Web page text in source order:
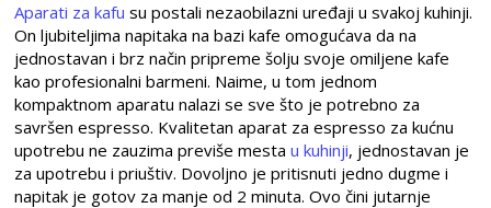
Aparati za kafu su postali nezaobilazni uređaji u svakoj kuhinji.
On ljubiteljima napitaka na bazi kafe omogućava da na
jednostavan i brz način pripreme šolju svoje omiljene kafe
kao profesionalni barmeni. Naime, u tom jednom
kompaktnom aparatu nalazi se sve što je potrebno za
savršen espresso. Kvalitetan aparat za espresso za kućnu
upotrebu ne zauzima previše mestau kuhinji, jednostavan je
za upotrebu i priuštiv. Dovoljno je pritisnuti jedno dugme i
napitak je gotov za manje od 2 minuta. Ovo čini jutarnje